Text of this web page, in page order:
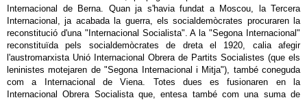
Internacional de Berna. Quan ja s'havia fundat a Moscou, la Tercera
Internacional, ja acabada la guerra, els socialdemòcrates procuraren la
reconstitució d'una "Internacional Socialista". A la "Segona Internacional"
reconstituïda pels socialdemòcrates de dreta el 1920, calia afegir
l'austromarxista Unió Internacional Obrera de Partits Socialistes (que els
leninistes motejaren de "Segona Internacional i Mitja"), també coneguda
com a Internacional de Viena. Totes dues es fusionaren en la
Internacional Obrera Socialista que, entesa també com una suma de